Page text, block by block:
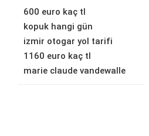
600 euro kaç tl
kopuk hangi gün
izmir otogar yol tarifi
1160 euro kaç tl
marie claude vandewalle